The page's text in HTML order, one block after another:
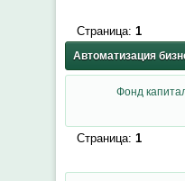
Автоматизация
Страница: 1
Фонд
Страница: 1